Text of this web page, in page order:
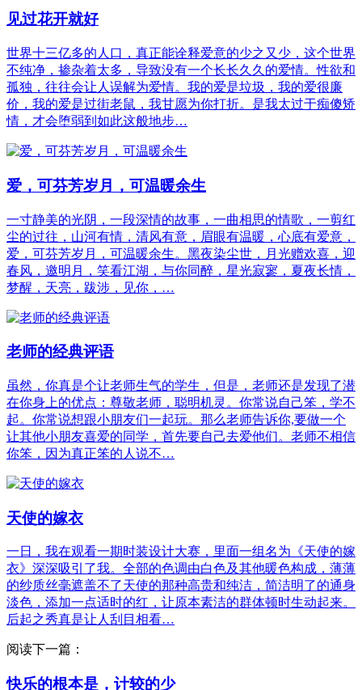
见过花开就好
世界十三亿多的人口，真正能诠释爱意的少之又少，这个世界
不纯净，掺杂着太多，导致没有一个长长久久的爱情。性欲和
孤独，往往会让人误解为爱情。我的爱是垃圾，我的爱很廉
价，我的爱是过街老鼠，我甘愿为你打折。是我太过于痴傻矫
情，才会堕弱到如此这般地步…
爱，可芬芳岁月，可温暖余生
一寸静美的光阴，一段深情的故事，一曲相思的情歌，一剪红
尘的过往，山河有情，清风有意，眉眼有温暖，心底有爱意，
爱，可芬芳岁月，可温暖余生。黑夜染尘世，月光赠欢喜，迎
春风，邀明月，笑看江湖，与你同醉，星光寂寥，夏夜长情，
梦醒，天亮，跋涉，见你，…
老师的经典评语
虽然，你真是个让老师生气的学生，但是，老师还是发现了潜
在你身上的优点：尊敬老师，聪明机灵。你常说自己笨，学不
起。你常说想跟小朋友们一起玩。那么老师告诉你,要做一个
让其他小朋友喜爱的同学，首先要自己去爱他们。老师不相信
你笨，因为真正笨的人说不…
天使的嫁衣
一日，我在观看一期时装设计大赛，里面一组名为《天使的嫁
衣》深深吸引了我。全部的色调由白色及其他暖色构成，薄薄
的纱质丝毫遮盖不了天使的那种高贵和纯洁，简洁明了的通身
淡色，添加一点适时的红，让原本素洁的群体顿时生动起来。
后起之秀真是让人刮目相看…
阅读下一篇：
快乐的根本是，计较的少